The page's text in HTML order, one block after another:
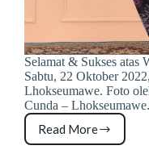
Selamat & Sukses atas
Sabtu, 22 Oktober
Lhokseumawe. Foto
Cunda –
Read More
Foto
Wisuda